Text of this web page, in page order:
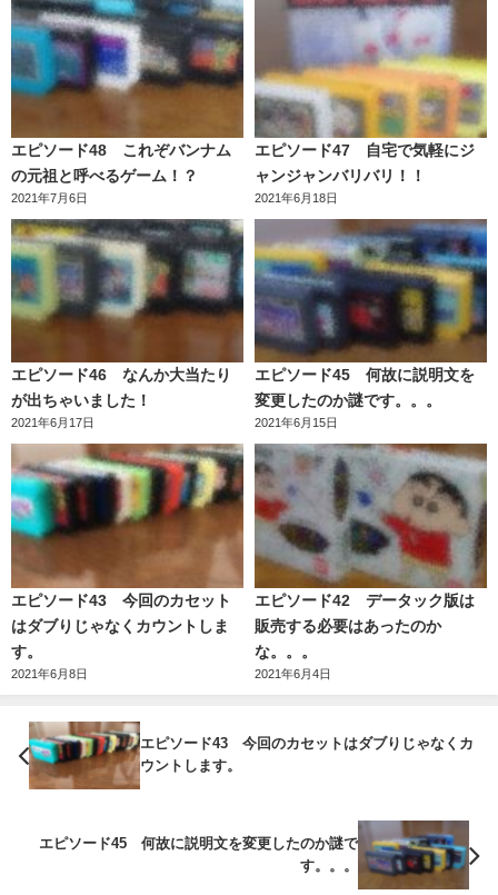
エピソード48 これぞバンナム
の元祖と呼べるゲーム！？
2021年7月6日
エピソード47 自宅で気軽にジ
ャンジャンバリバリ！！
2021年6月18日
エピソード46 なんか大当たり
が出ちゃいました！
2021年6月17日
エピソード45 何故に説明文を
変更したのか謎です。。。
2021年6月15日
エピソード43 今回のカセット
はダブりじゃなくカウントしま
す。
2021年6月8日
エピソード42 データック版は
販売する必要はあったのか
な。。。
2021年6月4日
エピソード43 今回のカセットはダブりじゃなくカ
ウントします。
エピソード45 何故に説明文を変更したのか謎で
す。。。